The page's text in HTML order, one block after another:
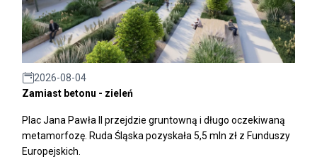
2026-08-04
Zamiast betonu - zieleń
Plac Jana Pawła II przejdzie gruntowną i długo oczekiwaną
metamorfozę. Ruda Śląska pozyskała 5,5 mln zł z Funduszy
Europejskich.